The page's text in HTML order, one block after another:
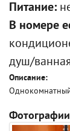
Питание:
В номере
душ/
Описание: